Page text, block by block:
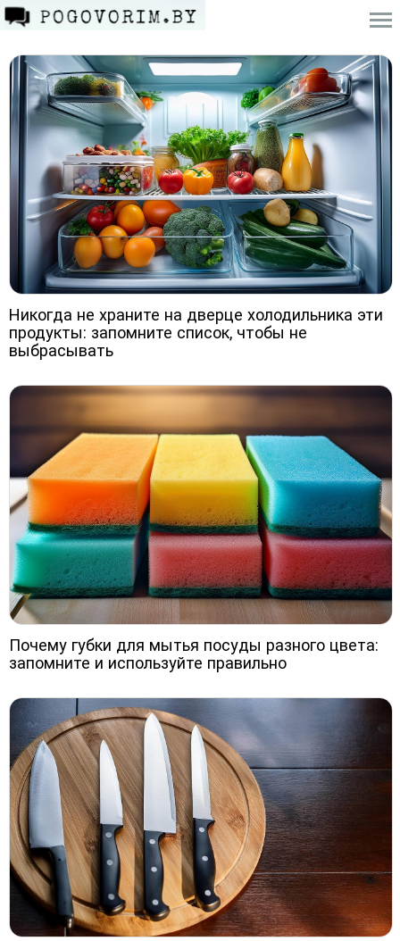
Никогда не храните на дверце холодильника эти
продукты: запомните список, чтобы не
выбрасывать
Почему губки для мытья посуды разного цвета:
запомните и используйте правильно